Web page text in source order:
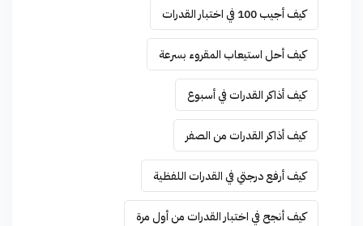
كيف أجيب 100 في اختبار القدرات
كيف أحل استيعاب المقروء بسرعة
كيف أذاكر القدرات في أسبوع
كيف أذاكر القدرات من الصفر
كيف أرفع درجتي في القدرات اللفظية
كيف أنجح في اختبار القدرات من أول مرة